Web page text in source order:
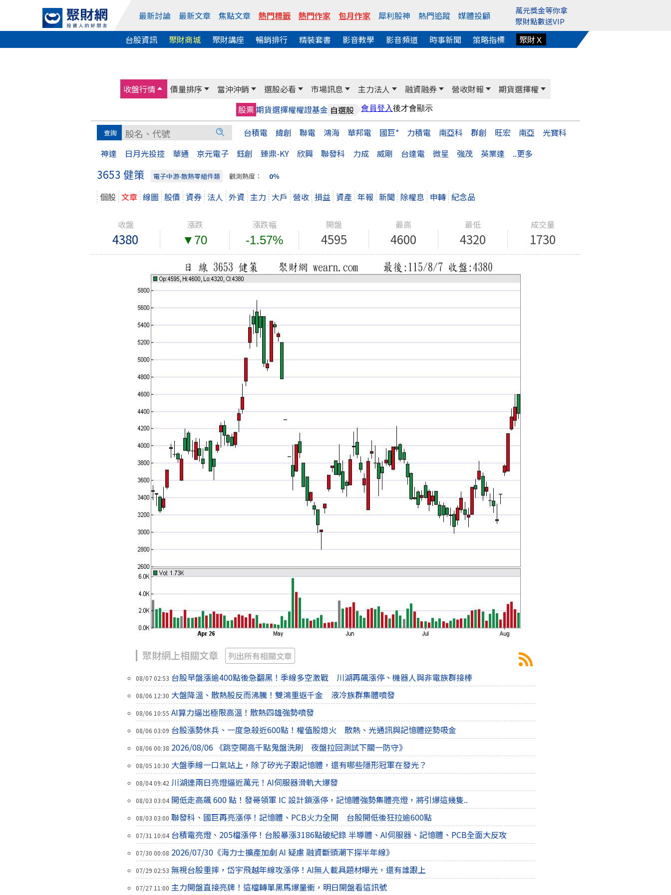
最新討論 最新文章 焦點文章 熱門標籤 熱門作家 包月作家 犀利股神 熱門追蹤 媒體投顧
萬元獎金等你拿
聚財點數送VIP
台股資訊 聚財商城 聚財講座 暢銷排行 精裝套書 影音教學 影音頻道 時事新聞 策略指標 聚財Ｘ
收盤行情 價量排序 當沖沖銷 選股必看 市場訊息 主力法人 融資融券 營收財報
期貨選擇權
股票期貨選擇權權證基金 自選股
台積電
緯創 聯電 鴻海 華邦電 國巨* 力積電 南亞科 群創 旺宏 南亞
光寶科
神達
日月光投控 華通 京元電子 鈺創 臻鼎-KY 欣興 聯發科 力成 威剛 台達電 微星 強茂 英業達 ..更多
3653 健策 電子中游-散熱零組件類 觀測熱度： 0％
個股 文章 線圖 股價 資券 法人 外資 主力 大戶 營收 損益 資產 年報 新聞 除權息 申轉 紀念品
收盤 漲跌 漲跌幅 開盤 最高 最低 成交量
4380 ▼70 -1.57% 4595 4600 4320 1730
聚財網上相關文章 列出所有相關文章
08/07 02:53 台股早盤漲逾400點後急翻黑！季線多空激戰 川湖再飆漲停、機器人與非電族群接棒
08/06 12:30 大盤降溫、散熱股反而沸騰！雙鴻重返千金 液冷族群集體噴發
08/06 10:55 AI算力逼出極限高溫！散熱四雄強勢噴發
08/06 03:09 台股漲勢休兵、一度急殺近600點！權值股熄火 散熱、光通訊與記憶體逆勢吸金
08/06 00:38 2026/08/06 《跳空開高千點鬼盤洗刷 夜盤拉回測試下關一防守》
08/05 10:30 大盤季線一口氣站上，除了矽光子跟記憶體，還有哪些隱形冠軍在發光？
08/04 09:42 川湖連兩日亮燈逼近萬元！AI伺服器滑軌大爆發
08/03 03:04 開低走高飆 600 點！發哥領軍 IC 設計鎖漲停，記憶體強勢集體亮燈，將引爆這幾隻..
08/03 03:00 聯發科、國巨再亮漲停！記憶體、PCB火力全開 台股開低後狂拉逾600點
07/31 10:04 台積電亮燈、205檔漲停！台股暴漲3186點破紀錄 半導體、AI伺服器、記憶體、PCB全面大反攻
07/30 00:08 2026/07/30《海力士擴產加劇 AI 疑慮 融資斷頭潮下探半年線》
07/29 02:53 無視台股重摔，岱宇飛越年線攻漲停！AI無人載具題材曝光，還有誰跟上
07/27 11:00 主力開盤直接亮牌！這檔轉單黑馬爆量衝，明日開盤看這訊號